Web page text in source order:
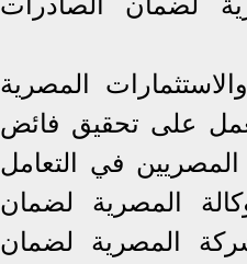
المصرية
يعمل على تحقيق فائض
في التعامل
المصرية لضمان
المصرية لضمان